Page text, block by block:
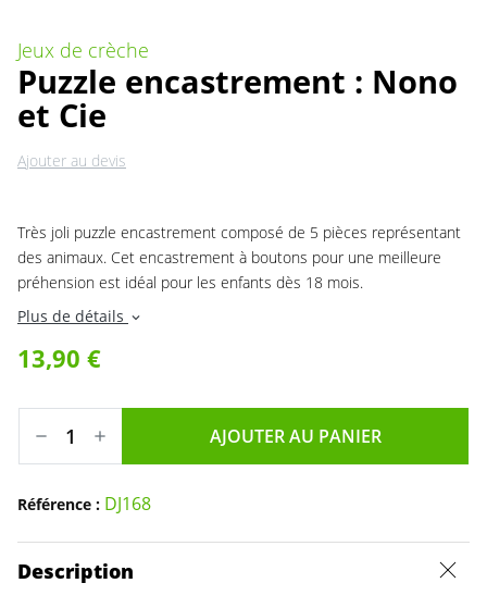
Jeux de crèche
Puzzle encastrement : Nono
et Cie
Ajouter au devis
Très joli puzzle encastrement composé de 5 pièces représentant
des animaux. Cet encastrement à boutons pour une meilleure
préhension est idéal pour les enfants dès 18 mois.
Plus de détails expand_more
13,90 €
AJOUTER AU PANIER
Référence : DJ168
Description